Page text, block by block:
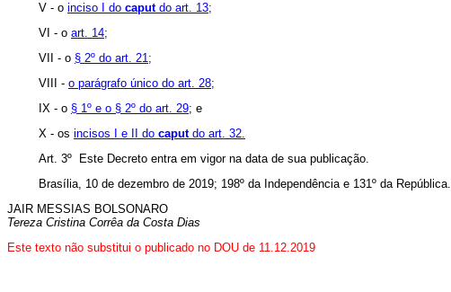
V - o inciso I do caputdo art. 13;
VI - o art. 14;
VII - o § 2º do art. 21;
VIII - o parágrafo único do art. 28;
IX - o § 1º e o § 2º do art. 29; e
X - os incisos I e II do caput do art. 32.
Art. 3º Este Decreto entra em vigor na data de sua publicação.
Brasília, 10 de dezembro de 2019; 198º da Independência e 131º da República.
JAIR MESSIAS BOLSONARO
Tereza Cristina Corrêa da Costa Dias
Este texto não substitui o publicado no DOU de 11.12.2019